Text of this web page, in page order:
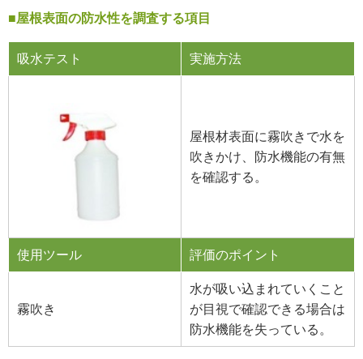
■屋根表面の防水性を調査する項目
吸水テスト 実施方法
屋根材表面に霧吹きで水を
吹きかけ、防水機能の有無
を確認する。
使用ツール 評価のポイント
霧吹き
水が吸い込まれていくこと
が目視で確認できる場合は
防水機能を失っている。